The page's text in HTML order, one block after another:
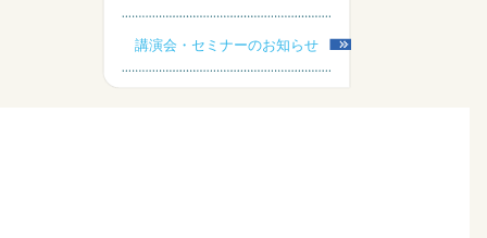
講演会・セミナーのお知らせ